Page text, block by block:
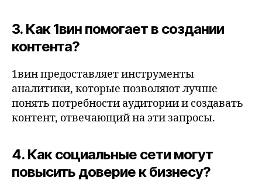
3. Как 1вин помогает в создании
контента?
1вин предоставляет инструменты
аналитики, которые позволяют лучше
понять потребности аудитории и создавать
контент, отвечающий на эти запросы.
4. Как социальные сети могут
повысить доверие к бизнесу?